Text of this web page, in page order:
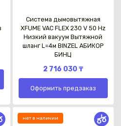
Каз
Система дымовытяжная
XFUME VAC FLEX 230 V 50 Hz
Низкий вакуум Вытяжной
шланг L=4м BINZEL АБИКОР
БИНЦ
2 716 030 ₸
Оформить предзаказ
нет в наличии